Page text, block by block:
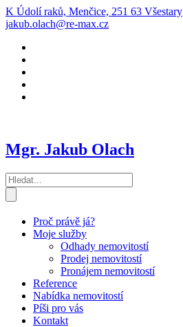
K Údolí raků, Menčice, 251 63 Všestary
jakub.olach@re-max.cz
Mgr. Jakub Olach
Proč právě já?
Moje služby
Odhady nemovitostí
Prodej nemovitostí
Pronájem nemovitostí
Reference
Nabídka nemovitostí
Píši pro vás
Kontakt